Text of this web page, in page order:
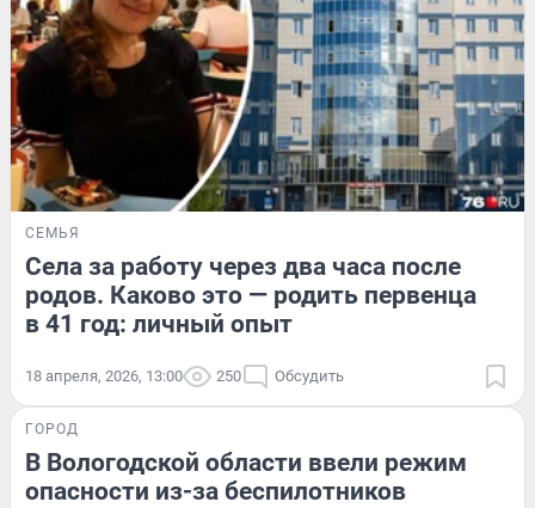
СЕМЬЯ
Села за работу через два часа после
родов. Каково это — родить первенца
в 41 год: личный опыт
18 апреля, 2026, 13:00 250 Обсудить
ГОРОД
В Вологодской области ввели режим
опасности из-за беспилотников